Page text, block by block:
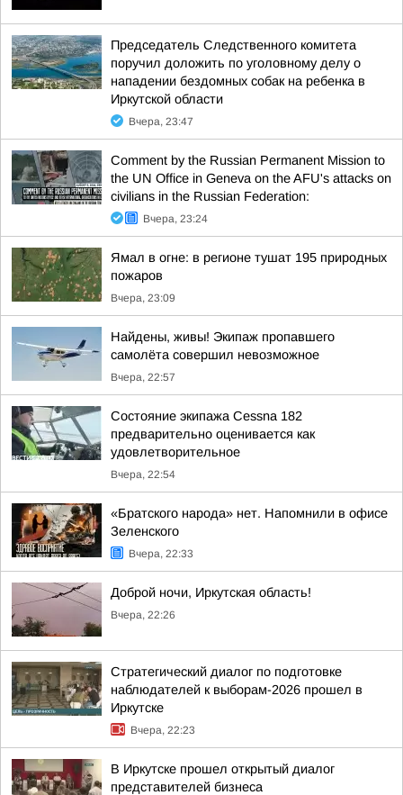
Председатель Следственного комитета
поручил доложить по уголовному делу о
нападении бездомных собак на ребенка в
Иркутской области
Вчера, 23:47
Comment by the Russian Permanent Mission to
the UN Office in Geneva on the AFU's attacks on
civilians in the Russian Federation:
Вчера, 23:24
Ямал в огне: в регионе тушат 195 природных
пожаров
Вчера, 23:09
Найдены, живы! Экипаж пропавшего
самолёта совершил невозможное
Вчера, 22:57
Состояние экипажа Cessna 182
предварительно оценивается как
удовлетворительное
Вчера, 22:54
«Братского народа» нет. Напомнили в офисе
Зеленского
Вчера, 22:33
Доброй ночи, Иркутская область!
Вчера, 22:26
Стратегический диалог по подготовке
наблюдателей к выборам-2026 прошел в
Иркутске
Вчера, 22:23
В Иркутске прошел открытый диалог
представителей бизнеса